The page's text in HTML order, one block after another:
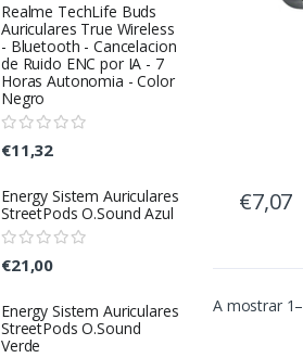
Realme TechLife Buds
Auriculares True Wireless
- Bluetooth - Cancelacion
de Ruido ENC por IA - 7
Horas Autonomia - Color
Negro
€11,32
Energy Sistem Auriculares
StreetPods O.Sound Azul
€21,00
Energy Sistem Auriculares
StreetPods O.Sound
Verde
€7,07
A mostrar